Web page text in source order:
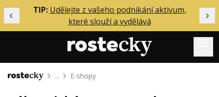
Předchozí
TIP: Udělejte z vašeho podnikání aktivum,
které slouží a vydělává
Mentoring
Domů ... E-shopy